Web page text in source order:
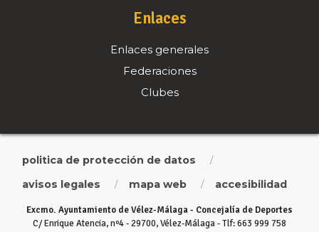
Enlaces
Enlaces generales
Federaciones
Clubes
politica de protección de datos /
avisos legales / mapa web / accesibilidad
Excmo. Ayuntamiento de Vélez-Málaga - Concejalía de Deportes
C/ Enrique Atencia, nº4 - 29700, Vélez-Málaga - Tlf: 663 999 758